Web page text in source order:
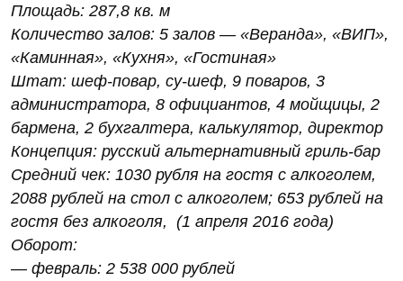
Площадь: 287,8 кв. м
Количество залов: 5 залов — «Веранда», «ВИП»,
«Каминная», «Кухня», «Гостиная»
Штат: шеф-повар, су-шеф, 9 поваров, 3
администратора, 8 официантов, 4 мойщицы, 2
бармена, 2 бухгалтера, калькулятор, директор
Концепция: русский альтернативный гриль-бар
Средний чек: 1030 рубля на гостя с алкоголем,
2088 рублей на стол с алкоголем; 653 рублей на
гостя без алкоголя, (1 апреля 2016 года)
Оборот:
— февраль: 2 538 000 рублей